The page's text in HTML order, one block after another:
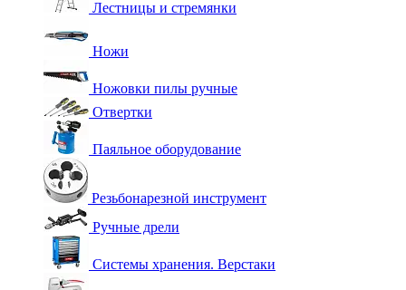
Лестницы и стремянки
Ножи
Ножовки пилы ручные
Отвертки
Паяльное оборудование
Резьбонарезной инструмент
Ручные дрели
Системы хранения. Верстаки